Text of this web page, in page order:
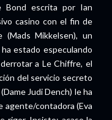
Bond escrita por Ian
casino con el fin de
Mikkelsen), un
estado especulando
a Le Chiffre, el
del servicio secreto
Judi Dench) le ha
agente/contadora (Eva